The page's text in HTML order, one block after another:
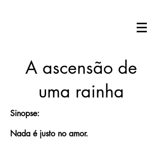
A ascensão de
uma rainha
Sinopse:
Nada é justo no amor.